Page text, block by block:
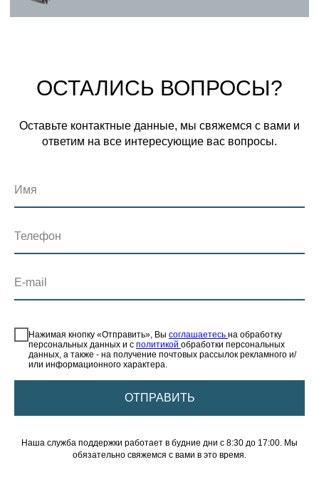
ОСТАЛИСЬ ВОПРОСЫ?
Оставьте контактные данные, мы свяжемся с вами и
ответим на все интересующие вас вопросы.
Имя
Телефон
E-mail
Нажимая кнопку «Отправить», Вы соглашаетесь на обработку
персональных данных и с политикой обработки персональных
данных, а также - на получение почтовых рассылок рекламного и/
или информационного характера.
ОТПРАВИТЬ
Наша служба поддержки работает в будние дни с 8:30 до 17:00. Мы
обязательно свяжемся с вами в это время.